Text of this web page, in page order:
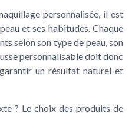
personnalisée, il est
et ses habitudes. Chaque
selon son type de peau, son
personnalisable doit donc
un résultat naturel et
? Le choix des produits de